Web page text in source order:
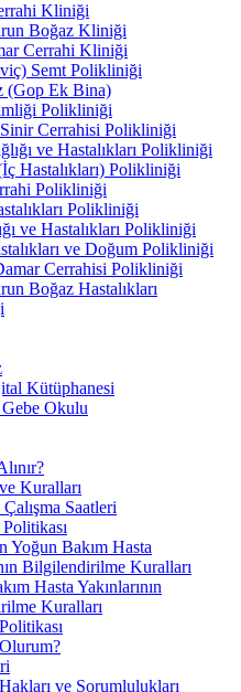
Kliniği
Boğaz Kliniği
Cerrahi Kliniği
Semt Polikliniği
(Gop Ek Bina)
Polikliniği
Cerrahisi Polikliniği
ve Hastalıkları Polikliniği
Hastalıkları) Polikliniği
Polikliniği
Polikliniği
ve Hastalıkları Polikliniği
ve Doğum Polikliniği
Cerrahisi Polikliniği
Boğaz Hastalıkları
Kütüphanesi
Okulu
Kuralları
Saatleri
Yoğun Bakım Hasta
Bilgilendirilme Kuralları
Hasta Yakınlarının
Kuralları
ve Sorumlulukları